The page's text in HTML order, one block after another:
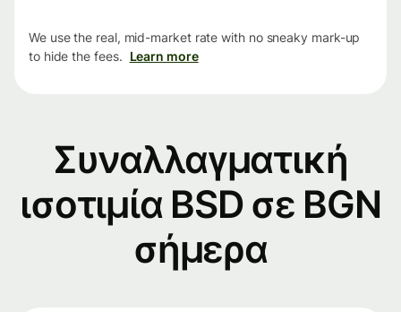
We use the real, mid-market rate with no sneaky mark-up
to hide the fees. Learn more
Συναλλαγματική
ισοτιμία BSD σε BGN
σήμερα